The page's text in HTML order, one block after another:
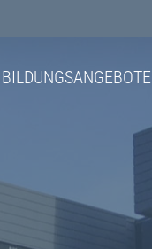
BILDUNGSANGEBOTE